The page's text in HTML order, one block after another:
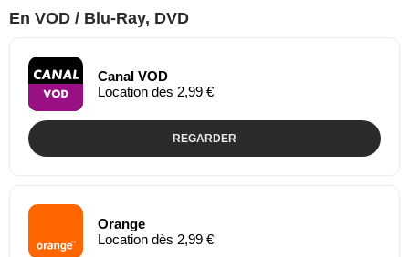
En VOD / Blu-Ray, DVD
Canal VOD
Location dès 2,99 €
REGARDER
Orange
Location dès 2,99 €